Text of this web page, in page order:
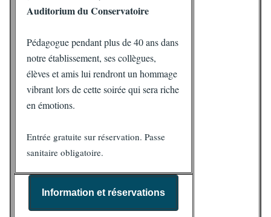
Auditorium du Conservatoire
Pédagogue pendant plus de 40 ans dans
notre établissement, ses collègues,
élèves et amis lui rendront un hommage
vibrant lors de cette soirée qui sera riche
en émotions.
Entrée gratuite sur réservation. Passe
sanitaire obligatoire.
Information et réservations